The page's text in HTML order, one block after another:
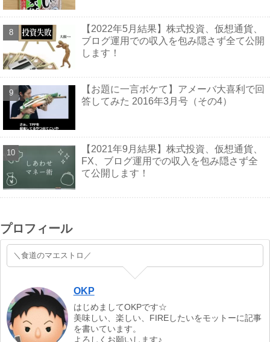
【2022年5月結果】株式投資、仮想通貨、
ブログ運用での収入を包み隠さず全て公開
します！
【お題に一言ボケて】アメーバ大喜利で回
答してみた 2016年3月号（その4）
【2021年9月結果】株式投資、仮想通貨、
FX、ブログ運用での収入を包み隠さず全
て公開します！
プロフィール
＼食道のマエストロ／
OKP
はじめましてOKPです☆
美味しい、楽しい、FIREしたいをモットーに記事
を書いています。
よろしくお願いします♪